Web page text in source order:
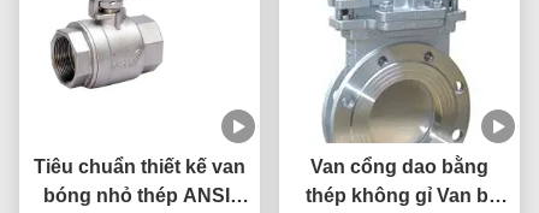
Tiêu chuẩn thiết kế van
bóng nhỏ thép ANSI:
Van cổng dao bằng
thép không gỉ Van bi